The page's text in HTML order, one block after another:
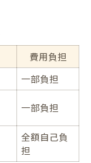
費用負担
一部負担
一部負担
全額自己負
担